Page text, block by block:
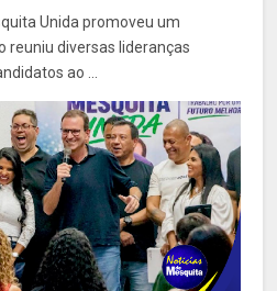
Unida promoveu um
reuniu diversas lideranças
ao ...